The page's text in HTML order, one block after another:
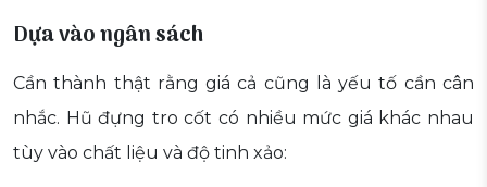
Dựa vào ngân sách
Cần thành thật rằng giá cả cũng là yếu tố cần cân
nhắc. Hũ đựng tro cốt có nhiều mức giá khác nhau
tùy vào chất liệu và độ tinh xảo: